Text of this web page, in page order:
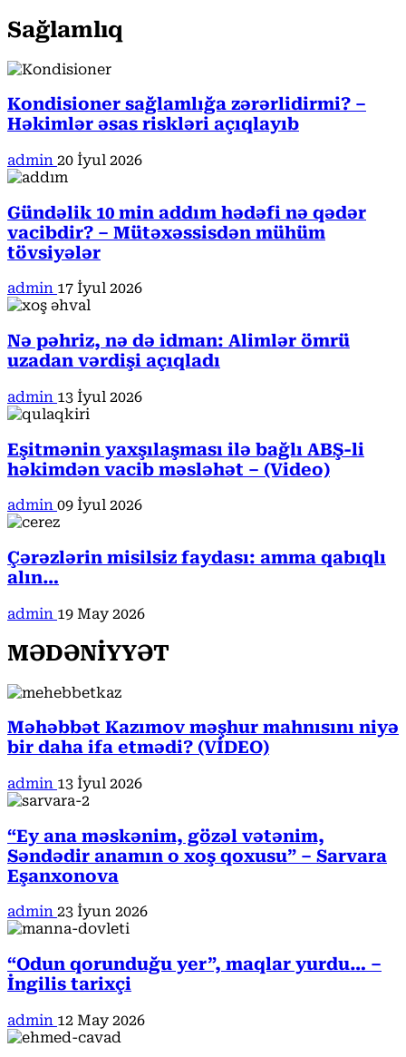
Sağlamlıq
Kondisioner sağlamlığa zərərlidirmi? –
Həkimlər əsas riskləri açıqlayıb
admin 20 İyul 2026
Gündəlik 10 min addım hədəfi nə qədər
vacibdir? – Mütəxəssisdən mühüm
tövsiyələr
admin 17 İyul 2026
Nə pəhriz, nə də idman: Alimlər ömrü
uzadan vərdişi açıqladı
admin 13 İyul 2026
Eşitmənin yaxşılaşması ilə bağlı ABŞ-li
həkimdən vacib məsləhət – (Video)
admin 09 İyul 2026
Çərəzlərin misilsiz faydası: amma qabıqlı
alın…
admin 19 May 2026
MƏDƏNİYYƏT
Məhəbbət Kazımov məşhur mahnısını niyə
bir daha ifa etmədi? (VİDEO)
admin 13 İyul 2026
“Ey ana məskənim, gözəl vətənim,
Səndədir anamın o xoş qoxusu” – Sarvara
Eşanxonova
admin 23 İyun 2026
“Odun qorunduğu yer”, maqlar yurdu… –
İngilis tarixçi
admin 12 May 2026